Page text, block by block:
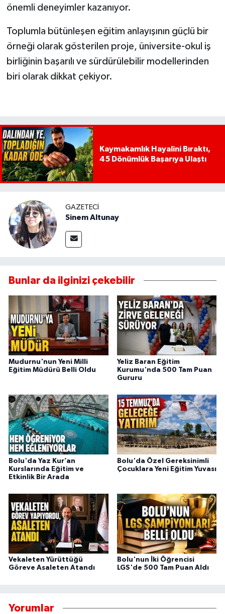
önemli deneyimler kazanıyor.
Toplumla bütünleşen eğitim anlayışının güçlü bir
örneği olarak gösterilen proje, üniversite-okul iş
birliğinin başarılı ve sürdürülebilir modellerinden
biri olarak dikkat çekiyor.
Kaymakamlık Hayalini Bıraktı,
45 Dönümlük Başarıya Ulaştı
GAZETECI
Sinem Altunay
Bunlar da ilginizi çekebilir
Mudurnu'nun Yeni Milli
Eğitim Müdürü Belli Oldu
Yeliz Baran Eğitim
Kurumu'nda 500 Tam Puan
Gururu
Bolu'da Yaz Kur’an
Kurslarında Eğitim ve
Etkinlik Bir Arada
Bolu'da Özel Gereksinimli
Çocuklara Yeni Eğitim Yuvası
Vekaleten Yürüttüğü
Göreve Asaleten Atandı
Bolu'nun İki Öğrencisi
LGS'de 500 Tam Puan Aldı
Yorumlar